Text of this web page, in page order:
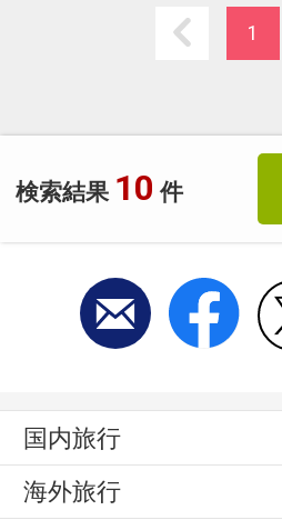
検索結果 10 件
1
国内旅行
海外旅行